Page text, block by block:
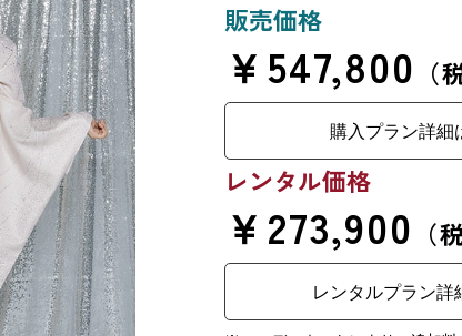
販売価格
￥547,800 （
購入プラン詳細
レンタル価格
￥273,900 （
レンタルプラン詳